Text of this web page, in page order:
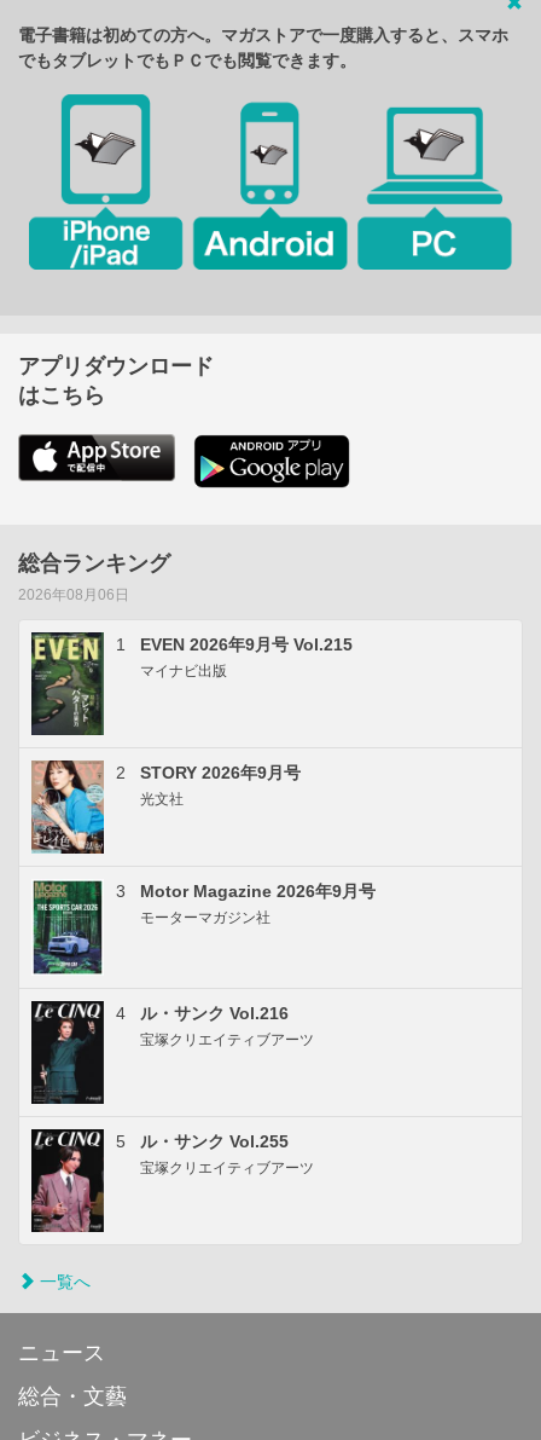
電子書籍は初めての方へ。マガストアで一度購入すると、スマホ
でもタブレットでもＰＣでも閲覧できます。
アプリダウンロード
はこちら
総合ランキング
2026年08月06日
1 EVEN 2026年9月号 Vol.215
マイナビ出版
2 STORY 2026年9月号
光文社
3 Motor Magazine 2026年9月号
モーターマガジン社
4 ル・サンク Vol.216
宝塚クリエイティブアーツ
5 ル・サンク Vol.255
宝塚クリエイティブアーツ
一覧へ
ニュース
総合・文藝